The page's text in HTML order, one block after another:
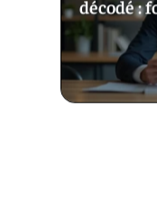
décodé :